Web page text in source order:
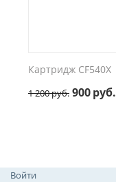
Картридж CF540X
1 200руб. 900руб.
Войти